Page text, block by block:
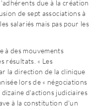
due à la création
de sept associations à
salariés mais pas pour les
à des mouvements
résultats. « Les
la direction de la clinique
lors de « négociations
d'actions judiciaires
à la constitution d'un